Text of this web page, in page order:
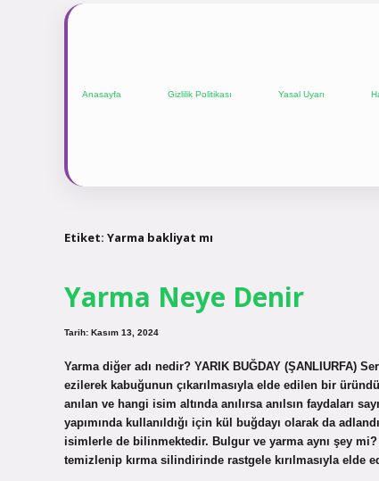
Anasayfa Gizlilik Politikası Yasal Uyarı
Etiket: Yarma bakliyat mı
Yarma Neye Denir
Tarih: Kasım 13, 2024
Yarma diğer adı nedir? YARIK BUĞDAY
ezilerek kabuğunun çıkarılmasıyla elde edilen bir
anılan ve hangi isim altında anılırsa anılsın faydaları
yapımında kullanıldığı için kül buğdayı olarak da
isimlerle de bilinmektedir. Bulgur ve yarma aynı şey
temizlenip kırma silindirinde rastgele kırılmasıyla